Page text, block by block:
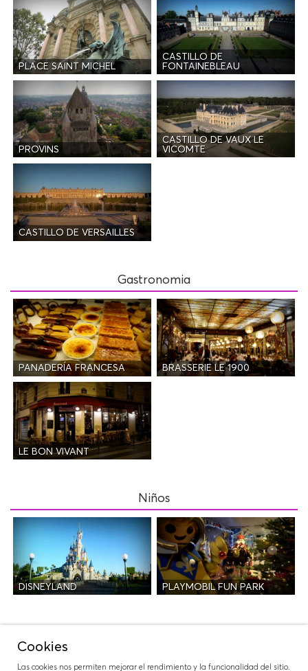
PLACE SAINT MICHEL
CASTILLO DE
FONTAINEBLEAU
PROVINS
CASTILLO DE VAUX LE
VICOMTE
CASTILLO DE VERSAILLES
Gastronomia
PANADERÍA FRANCESA BRASSERIE LE 1900
LE BON VIVANT
Niños
DISNEYLAND PLAYMOBIL FUN PARK
Cookies
Las cookies nos permiten mejorar el rendimiento y la funcionalidad del sitio.